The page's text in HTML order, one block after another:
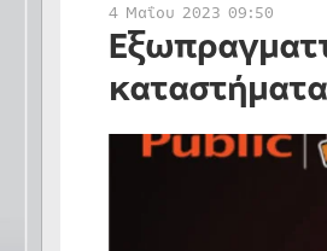
4 Μαΐου 2023 09:50